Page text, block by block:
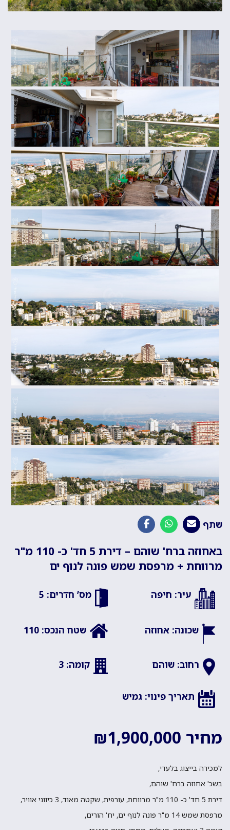
באחוזה ברח' שוהם – דירת 5 חד' כ- 110 מ"ר
מרווחת + מרפסת שמש פונה לנוף ים
עיר: חיפה מס’ חדרים: 5
שכונה: אחוזה שטח הנכס: 110
רחוב: שוהם קומה: 3
תאריך פינוי: גמיש
מחיר ₪1,900,000
למכירה בייצוג בלעדי,
בשכ' אחוזה ברח' שוהם,
דירת 5 חד' כ- 110 מ"ר מרווחת, עורפית, שקטה מאוד, 3 כיווני אוויר,
מרפסת שמש 14 מ"ר פונה לנוף ים, יח' הורים,
שתף